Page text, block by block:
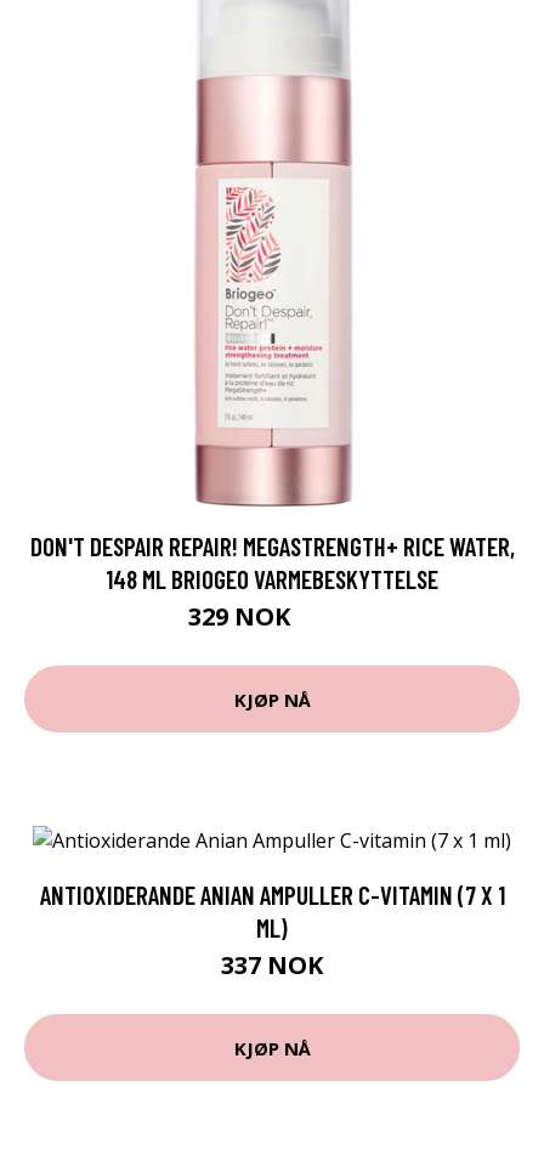
DON'T DESPAIR REPAIR! MEGASTRENGTH+ RICE WATER,
148 ML BRIOGEO VARMEBESKYTTELSE
329 NOK
KJØP NÅ
ANTIOXIDERANDE ANIAN AMPULLER C-VITAMIN (7 X 1
ML)
337 NOK
KJØP NÅ